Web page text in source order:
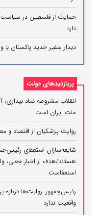
حمایت از فلسطین در سیاست
دارد
دیدار سفیر جدید پاکستان با
پربازدیدهای دولت
انقلاب مشروطه نماد
ملت ایران است
روایت پزشکیان از اقتصاد
شایعه‌سازان استعفای
هستند/هدف از اخبار جعلی،
استعفاست
رئیس‌جمهور: روایت‌ها درباره
واقعیت ندارد